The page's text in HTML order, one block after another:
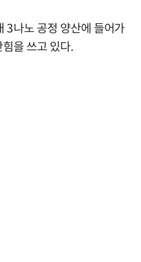
3나노 공정 양산에 들어가
을 쓰고 있다.